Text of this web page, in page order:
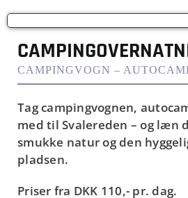
CAMPINGVOGN –
Tag campingvognen,
med til Svalereden – og læn
smukke natur og den
pladsen.
Priser fra DKK 110,- pr. dag.